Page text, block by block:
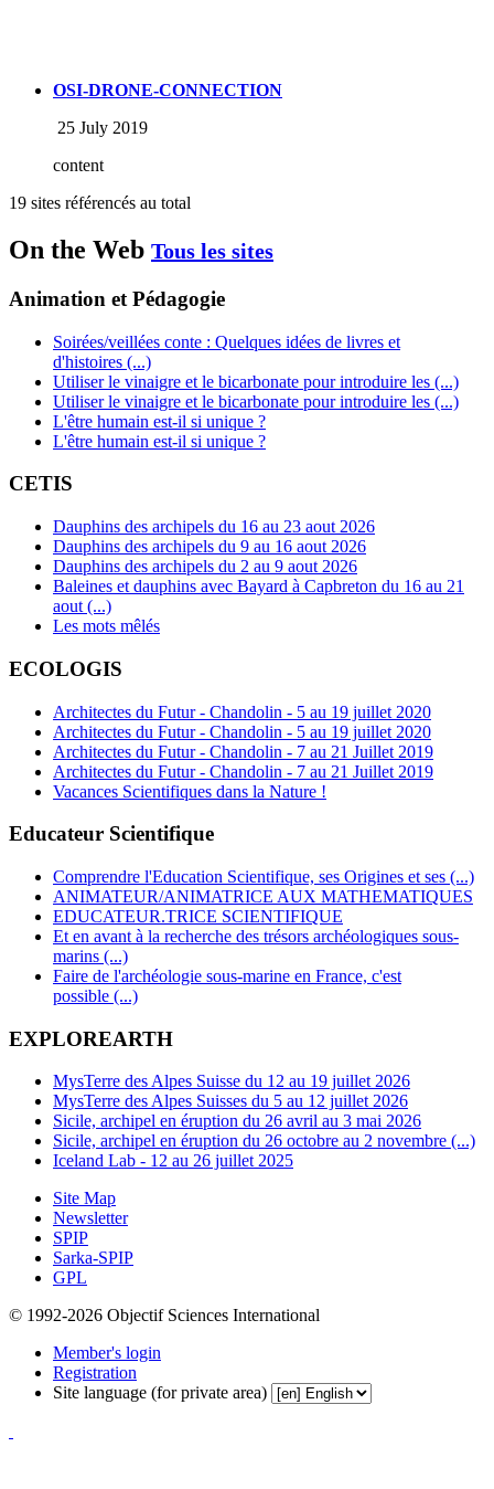
OSI-DRONE-CONNECTION
25 July 2019
content
19 sites référencés au total
On the Web Tous les sites
Animation et Pédagogie
Soirées/veillées conte : Quelques idées de livres et
d'histoires (...)
Utiliser le vinaigre et le bicarbonate pour introduire les (...)
Utiliser le vinaigre et le bicarbonate pour introduire les (...)
L'être humain est-il si unique ?
L'être humain est-il si unique ?
CETIS
Dauphins des archipels du 16 au 23 aout 2026
Dauphins des archipels du 9 au 16 aout 2026
Dauphins des archipels du 2 au 9 aout 2026
Baleines et dauphins avec Bayard à Capbreton du 16 au 21
aout (...)
Les mots mêlés
ECOLOGIS
Architectes du Futur - Chandolin - 5 au 19 juillet 2020
Architectes du Futur - Chandolin - 5 au 19 juillet 2020
Architectes du Futur - Chandolin - 7 au 21 Juillet 2019
Architectes du Futur - Chandolin - 7 au 21 Juillet 2019
Vacances Scientifiques dans la Nature !
Educateur Scientifique
Comprendre l'Education Scientifique, ses Origines et ses (...)
ANIMATEUR/ANIMATRICE AUX MATHEMATIQUES
EDUCATEUR.TRICE SCIENTIFIQUE
Et en avant à la recherche des trésors archéologiques sous-
marins (...)
Faire de l'archéologie sous-marine en France, c'est
possible (...)
EXPLOREARTH
MysTerre des Alpes Suisse du 12 au 19 juillet 2026
MysTerre des Alpes Suisses du 5 au 12 juillet 2026
Sicile, archipel en éruption du 26 avril au 3 mai 2026
Sicile, archipel en éruption du 26 octobre au 2 novembre (...)
Iceland Lab - 12 au 26 juillet 2025
Site Map
Newsletter
SPIP
Sarka-SPIP
GPL
© 1992-2026 Objectif Sciences International
Member's login
Registration
Site language (for private area)